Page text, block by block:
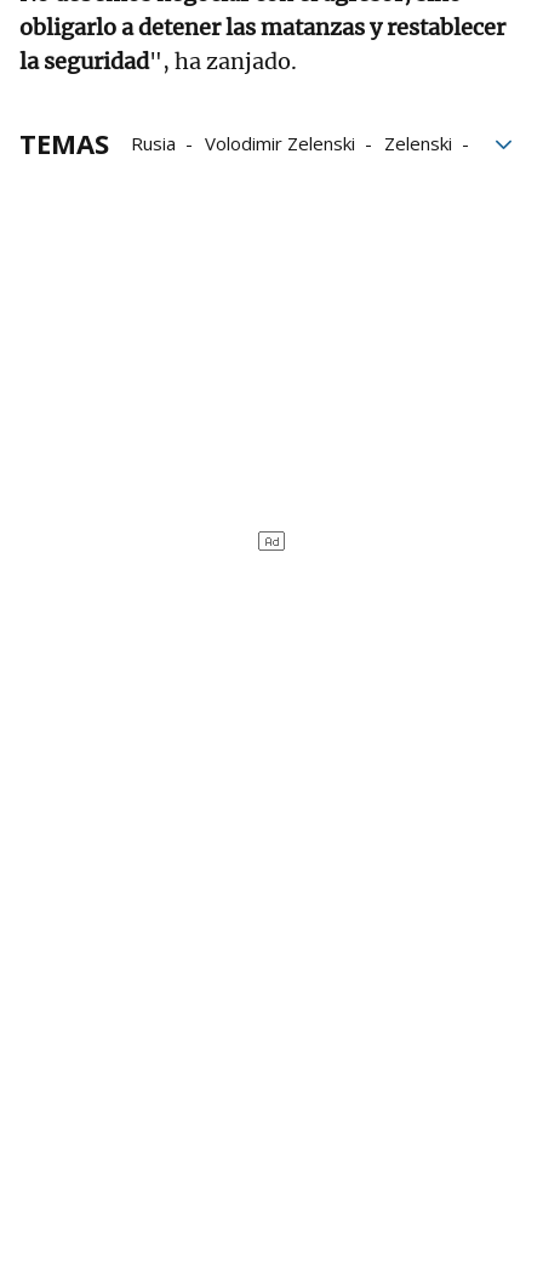
obligarlo a detener las matanzas y restablecer
la seguridad", ha zanjado.
TEMAS Rusia Volodimir Zelenski
Zelenski